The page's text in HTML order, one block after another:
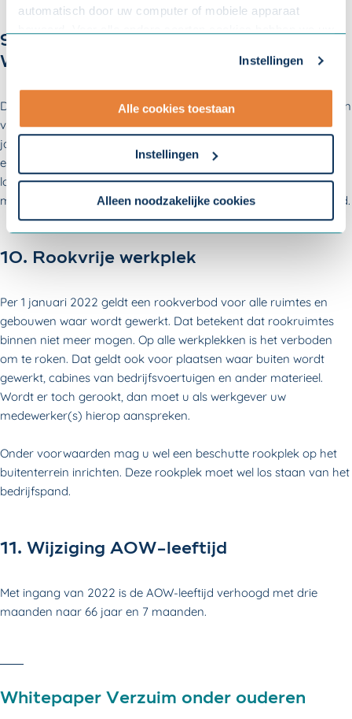
automatisch door uw computer of mobiele apparaat
aanpassen. Met uw toestemming delen wij uw gegevens
- Lees hier onzeprivacyverklaringen onze
Om uw toestemmingsvoorkeur te wijzigen, klikt u op
Instellingen
Alle cookies toestaan
Instellingen
Alleen noodzakelijke cookies
9. Langere tewerkstellingsvergunning
Wet arbeid vreemdelingen (Wav)
Door een aanpassing in de Wet arbeid vreemdelingen (Wav) kan
vanaf 1 januari 2022 een werkvergunning voor maximaal drie
jaar worden verleend aan internationale medewerkers. Dit was
eerst maximaal één jaar. Ook moet een werkgever het volledige
loon dat op de werkvergunning staat via de bank aan de
medewerker betalen. Over de periode van maximaal een maand.
10. Rookvrije werkplek
Per 1 januari 2022 geldt een rookverbod voor alle ruimtes en
gebouwen waar wordt gewerkt. Dat betekent dat rookruimtes
binnen niet meer mogen. Op alle werkplekken is het verboden
om te roken. Dat geldt ook voor plaatsen waar buiten wordt
gewerkt, cabines van bedrijfsvoertuigen en ander materieel.
Wordt er toch gerookt, dan moet u als werkgever uw
medewerker(s) hierop aanspreken.
Onder voorwaarden mag u wel een beschutte rookplek op het
buitenterrein inrichten. Deze rookplek moet wel los staan van het
bedrijfspand.
11. Wijziging AOW-leeftijd
Met ingang van 2022 is de AOW-leeftijd verhoogd met drie
maanden naar 66 jaar en 7 maanden.
Whitepaper Verzuim onder ouderen